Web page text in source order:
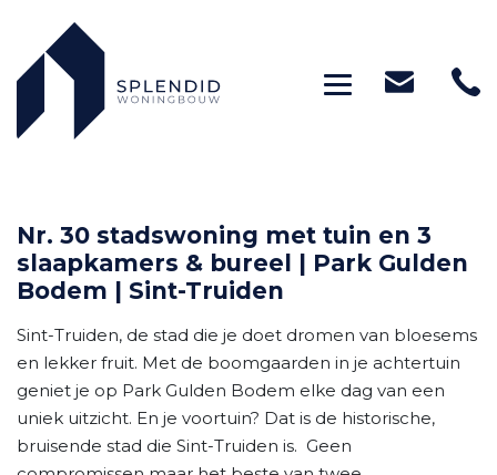
Toggle
Nr. 30 stadswoning met tuin en 3
slaapkamers & bureel | Park Gulden
Bodem | Sint-Truiden
Sint-Truiden, de stad die je doet dromen van bloesems
en lekker fruit. Met de boomgaarden in je achtertuin
geniet je op Park Gulden Bodem elke dag van een
uniek uitzicht. En je voortuin? Dat is de historische,
bruisende stad die Sint-Truiden is. Geen